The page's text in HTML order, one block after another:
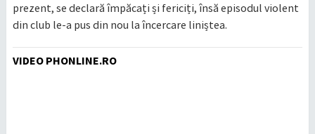
prezent, se declară împăcați și fericiți, însă episodul violent
din club le-a pus din nou la încercare liniștea.
VIDEO PHONLINE.RO